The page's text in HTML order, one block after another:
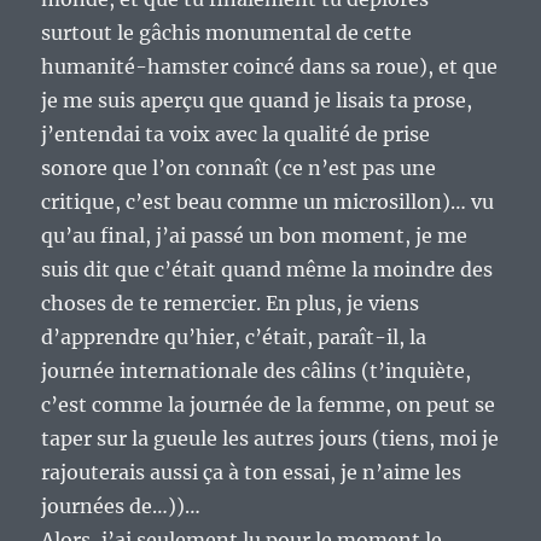
surtout le gâchis monumental de cette
humanité-hamster coincé dans sa roue), et que
je me suis aperçu que quand je lisais ta prose,
j’entendai ta voix avec la qualité de prise
sonore que l’on connaît (ce n’est pas une
critique, c’est beau comme un microsillon)… vu
qu’au final, j’ai passé un bon moment, je me
suis dit que c’était quand même la moindre des
choses de te remercier. En plus, je viens
d’apprendre qu’hier, c’était, paraît-il, la
journée internationale des câlins (t’inquiète,
c’est comme la journée de la femme, on peut se
taper sur la gueule les autres jours (tiens, moi je
rajouterais aussi ça à ton essai, je n’aime les
journées de…))…